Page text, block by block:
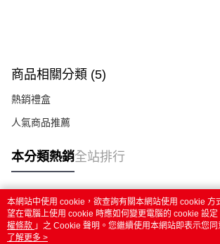
商品相關分類 (5)
熱銷禮盒
人氣商品推薦
本分類熱銷全站排行
熱門標籤
本網站中使用 cookie，欲查詢有關本網站使用 cookie 方
望在電腦上使用 cookie 時應如何變更電腦的 cookie 設定
權條款 」之 Cookie 聲明。您繼續使用本網站即表示您
用條款之 Cookie 聲明使用 cookie。
了解更多 >